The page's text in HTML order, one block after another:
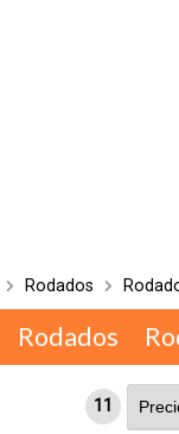
Rodados
Rodados
11